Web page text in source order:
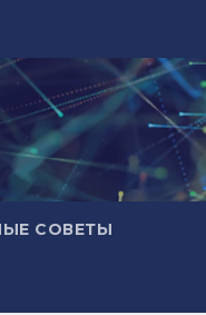
СОВЕТЫ